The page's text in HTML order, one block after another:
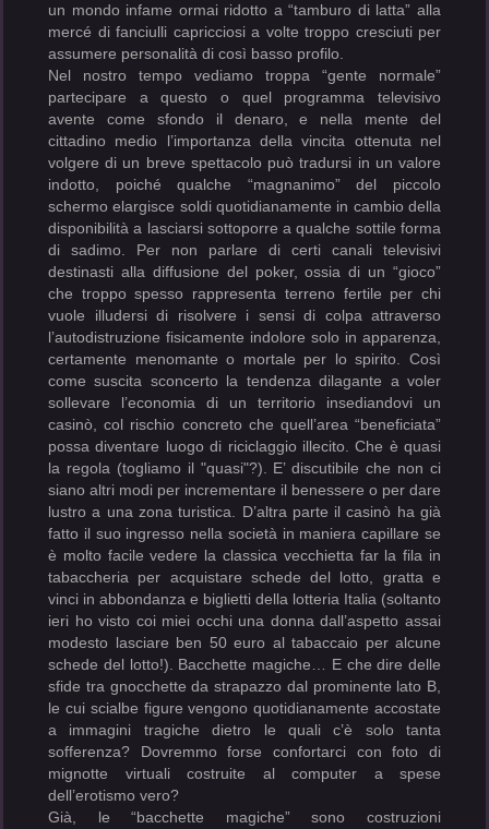
un mondo infame ormai ridotto a “tamburo di latta” alla
mercé di fanciulli capricciosi a volte troppo cresciuti per
assumere personalità di così basso profilo.
Nel nostro tempo vediamo troppa “gente normale”
partecipare a questo o quel programma televisivo
avente come sfondo il denaro, e nella mente del
cittadino medio l’importanza della vincita ottenuta nel
volgere di un breve spettacolo può tradursi in un valore
indotto, poiché qualche “magnanimo” del piccolo
schermo elargisce soldi quotidianamente in cambio della
disponibilità a lasciarsi sottoporre a qualche sottile forma
di sadimo. Per non parlare di certi canali televisivi
destinasti alla diffusione del poker, ossia di un “gioco”
che troppo spesso rappresenta terreno fertile per chi
vuole illudersi di risolvere i sensi di colpa attraverso
l’autodistruzione fisicamente indolore solo in apparenza,
certamente menomante o mortale per lo spirito. Così
come suscita sconcerto la tendenza dilagante a voler
sollevare l’economia di un territorio insediandovi un
casinò, col rischio concreto che quell’area “beneficiata”
possa diventare luogo di riciclaggio illecito. Che è quasi
la regola (togliamo il "quasi"?). E’ discutibile che non ci
siano altri modi per incrementare il benessere o per dare
lustro a una zona turistica. D’altra parte il casinò ha già
fatto il suo ingresso nella società in maniera capillare se
è molto facile vedere la classica vecchietta far la fila in
tabaccheria per acquistare schede del lotto, gratta e
vinci in abbondanza e biglietti della lotteria Italia (soltanto
ieri ho visto coi miei occhi una donna dall’aspetto assai
modesto lasciare ben 50 euro al tabaccaio per alcune
schede del lotto!). Bacchette magiche… E che dire delle
sfide tra gnocchette da strapazzo dal prominente lato B,
le cui scialbe figure vengono quotidianamente accostate
a immagini tragiche dietro le quali c’è solo tanta
sofferenza? Dovremmo forse confortarci con foto di
mignotte virtuali costruite al computer a spese
dell’erotismo vero?
Già, le “bacchette magiche” sono costruzioni